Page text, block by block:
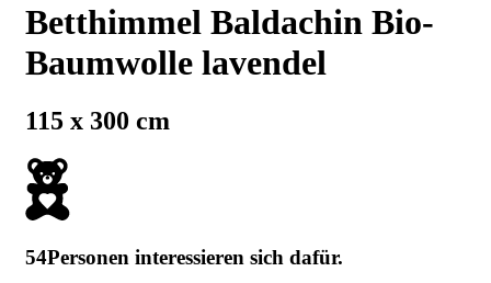
Betthimmel Baldachin Bio-
Baumwolle lavendel
115 x 300 cm
54Personen interessieren sich dafür.